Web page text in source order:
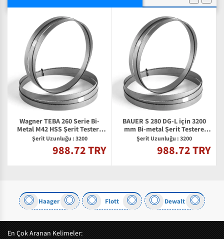
Wagner TEBA 260 Serie Bi-
Metal M42 HSS Şerit Testere
Bıçağı
Şerit Uzunluğu : 3200
988.72 TRY
BAUER S 280 DG-L için 3200
mm Bi-metal Şerit Testere
Bıçağı
Şerit Uzunluğu : 3200
988.72 TRY
Haager Flott Dewalt
En Çok Aranan Kelimeler: